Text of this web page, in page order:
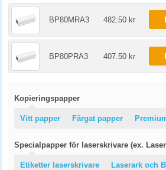
BP80MRA3 482.50 kr
BP80PRA3 407.50 kr
Kopieringspapper
Vitt papper Färgat papper
Specialpapper för laserskrivare (ex.
Etiketter laserskrivare Laserark och